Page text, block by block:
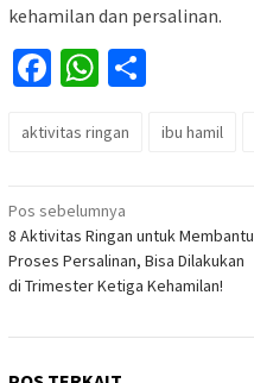
kehamilan dan persalinan.
Facebook
WhatsApp
aktivitas ringan ibu hamil
Navigasi
pos
Pos sebelumnya
8 Aktivitas Ringan untuk Membantu
Proses Persalinan, Bisa Dilakukan
di Trimester Ketiga Kehamilan!